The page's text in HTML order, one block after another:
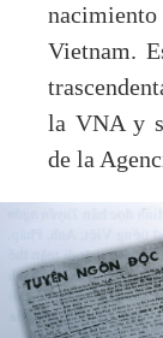
Vietnam.
la VNA y
de la